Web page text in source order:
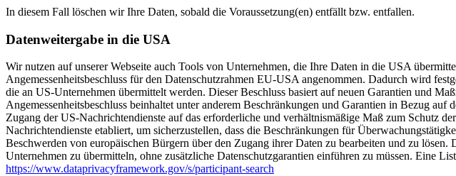
In diesem Fall löschen wir Ihre Daten, sobald die Voraussetzung(en) entfällt bzw. entfallen.
Datenweitergabe in die USA
Wir nutzen auf unserer Webseite auch Tools von Unternehmen, die Ihre Daten in die USA
Angemessenheitsbeschluss für den Datenschutzrahmen EU-USA angenommen. Dadurch wird
die an US-Unternehmen übermittelt werden. Dieser Beschluss basiert auf neuen Garantien und
Angemessenheitsbeschluss beinhaltet unter anderem Beschränkungen und Garantien in Bezug
Zugang der US-Nachrichtendienste auf das erforderliche und verhältnismäßige Maß zum Schutz
Nachrichtendienste etabliert, um sicherzustellen, dass die Beschränkungen für
Beschwerden von europäischen Bürgern über den Zugang ihrer Daten zu bearbeiten und zu
Unternehmen zu übermitteln, ohne zusätzliche Datenschutzgarantien einführen zu müssen. Eine
https://www.dataprivacyframework.gov/s/participant-search